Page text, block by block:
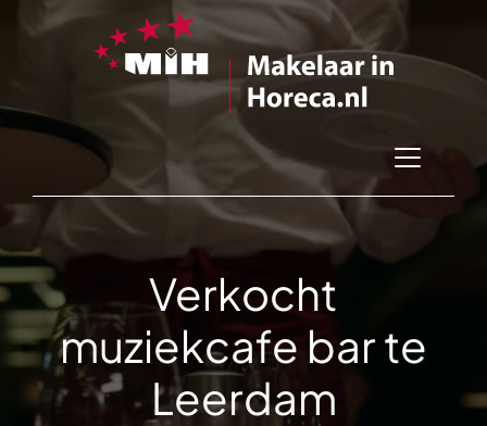
Verkocht
muziekcafe bar te
Leerdam